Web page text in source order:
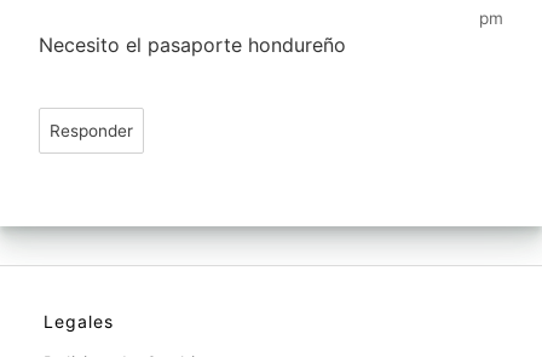
pm
Necesito el pasaporte hondureño
Responder
Legales